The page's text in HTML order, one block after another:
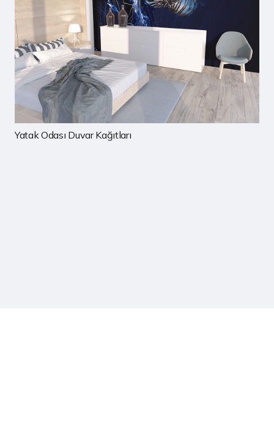
Çocuk Odası Duvar Kağıtları